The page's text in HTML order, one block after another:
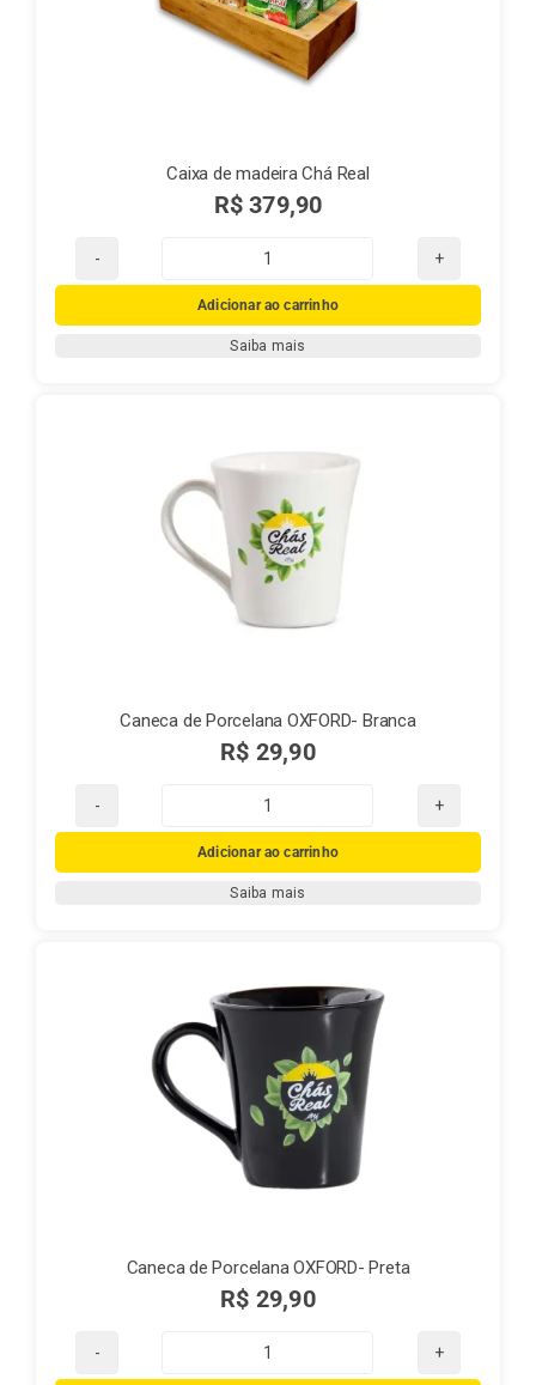
Caixa de madeira Chá Real
R$379,90
Caixa
de
madeira
Adicionar ao carrinho
Saiba mais
Caneca de Porcelana OXFORD- Branca
R$ 29,90
Caneca
de
Porcelana
Adicionar ao carrinho
Saiba mais
Caneca de Porcelana OXFORD- Preta
R$ 29,90
Caneca